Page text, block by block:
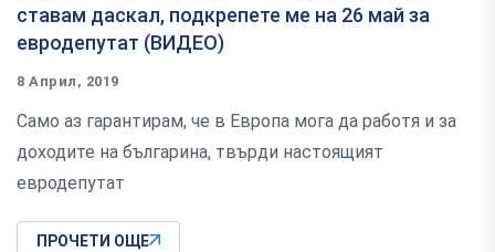
ставам даскал, подкрепете ме на 26 май за
евродепутат (ВИДЕО)
8 Април, 2019
Само аз гарантирам, че в Европа мога да работя и за
доходите на българина, твърди настоящият
евродепутат
ПРОЧЕТИ ОЩЕ